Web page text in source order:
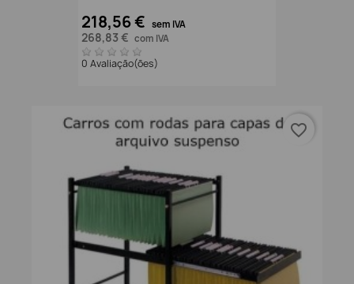
218,56 € sem IVA
268,83 € com IVA
0 Avaliação(ões)
favorite_border